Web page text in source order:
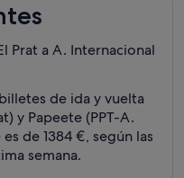
Prat a A. Internacional
de ida y vuelta
y Papeete (PPT-A.
de 1384 €, según las
semana.